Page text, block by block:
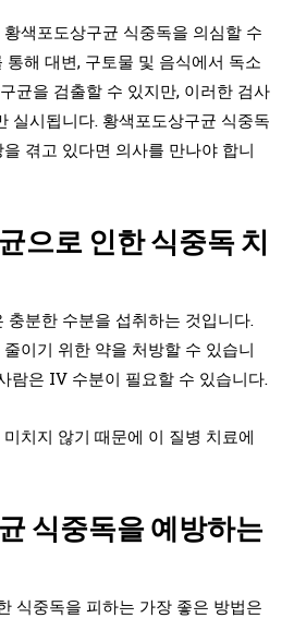
색포도상구균 식중독을 의심할 수
통해 대변, 구토물 및 음식에서 독소
균을 검출할 수 있지만, 이러한 검사
실시됩니다. 황색포도상구균 식중독
겪고 있다면 의사를 만나야 합니
으로 인한 식중독 치
충분한 수분을 섭취하는 것입니다.
이기 위한 약을 처방할 수 있습니
람은 IV 수분이 필요할 수 있습니다.
치지 않기 때문에 이 질병 치료에
식중독을 예방하는
식중독을 피하는 가장 좋은 방법은